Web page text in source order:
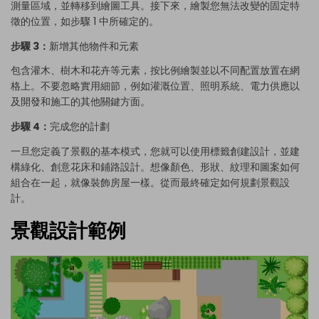
測量區域，並轉移到繪圖工具。接下來，繪製您無法改變的固定特
徵的位置，如步驟 1 中所確定的。
步驟 3： 新增其他物件和元素
包含灌木、樹木和花卉等元素，按比例繪製並以不同配置放置在網
格上。不要忽略實用細節，例如灌溉位置、照明系統、電力供應以
及開發和施工的其他關鍵方面。
步驟 4： 完成您的計劃
一旦您定義了景觀的基本模式，您就可以使用標籤創建設計，並建
構綠化、創意花床和鋪路設計。想像顏色、形狀、紋理和圖案如何
組合在一起，就像裝飾房屋一樣。從而最終確定如何規劃景觀設
計。
景觀設計範例